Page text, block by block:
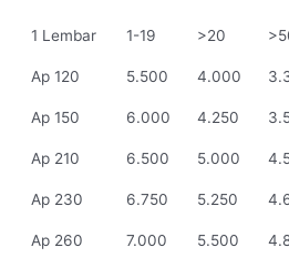
1 Lembar 1-19 >20
Ap 120 5.500 4.000
Ap 150 6.000 4.250
Ap 210 6.500 5.000
Ap 230 6.750 5.250
Ap 260 7.000 5.500